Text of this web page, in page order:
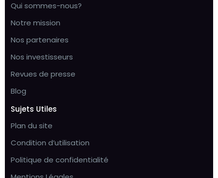
Qui sommes-nous?
Notre mission
Nos partenaires
Nos investisseurs
Revues de presse
Blog
Sujets Utiles
Plan du site
Condition d’utilisation
Politique de confidentialité